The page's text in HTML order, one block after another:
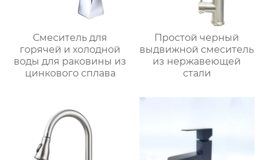
Смеситель для
горячей и холодной
воды для раковины из
цинкового сплава
Простой черный
выдвижной смеситель
из нержавеющей
стали